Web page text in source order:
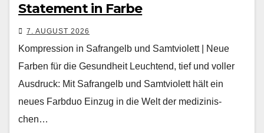
Statement in Farbe
7. AUGUST 2026
Kompression in Safrangelb und Samtviolett | Neue
Farben für die Gesundheit Leuch­t­end, tief und voller
Aus­druck: Mit Safrangelb und Samtvi­o­lett hält ein
neues Farb­duo Einzug in die Welt der medi­zinis­
chen…